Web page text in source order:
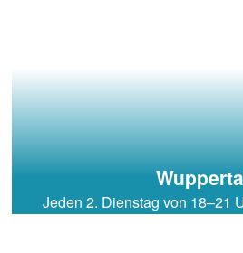
Jeden 2. Dienstag von 18–21